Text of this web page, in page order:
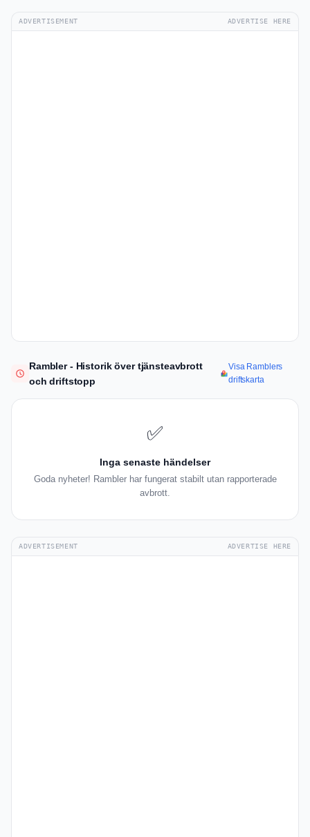
ADVERTISEMENT ADVERTISE HERE
Rambler - Historik över tjänsteavbrott
och driftstopp
Visa Ramblers
driftskarta
✅
Inga senaste händelser
Goda nyheter! Rambler har fungerat stabilt utan rapporterade
avbrott.
ADVERTISEMENT ADVERTISE HERE